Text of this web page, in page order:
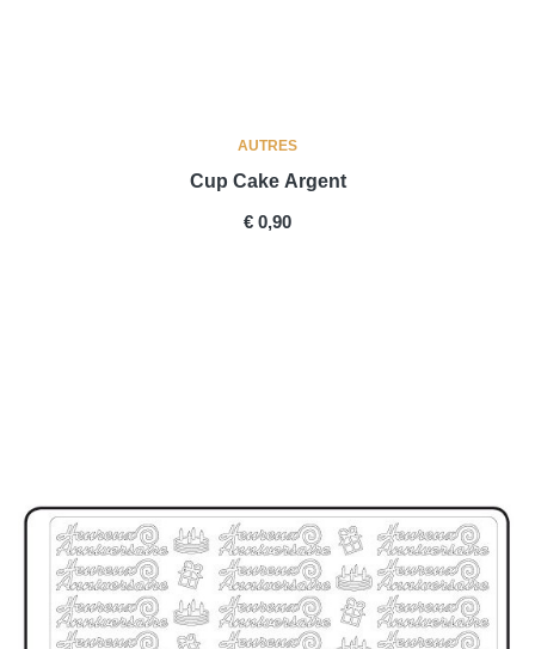
AUTRES
Cup Cake Argent
PRICE
€ 0,90